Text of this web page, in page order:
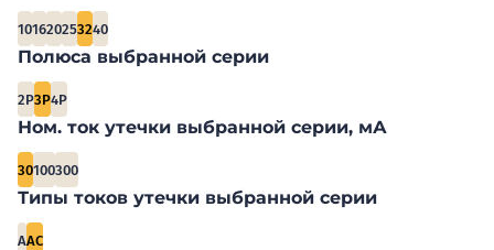
101620253240
Полюса выбранной серии
2P3P4P
Ном. ток утечки выбранной серии, мА
30100300
Типы токов утечки выбранной серии
AAC